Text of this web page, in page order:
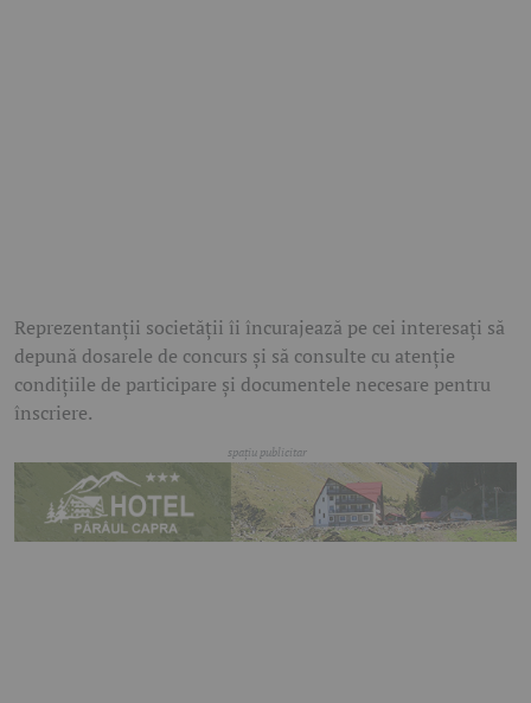
Reprezentanții societății îi încurajează pe cei interesați să
depună dosarele de concurs și să consulte cu atenție
condițiile de participare și documentele necesare pentru
înscriere.